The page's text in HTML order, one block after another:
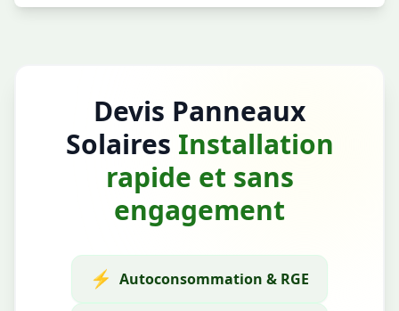
Devis Panneaux
Solaires Installation
rapide et sans
engagement
⚡ Autoconsommation & RGE